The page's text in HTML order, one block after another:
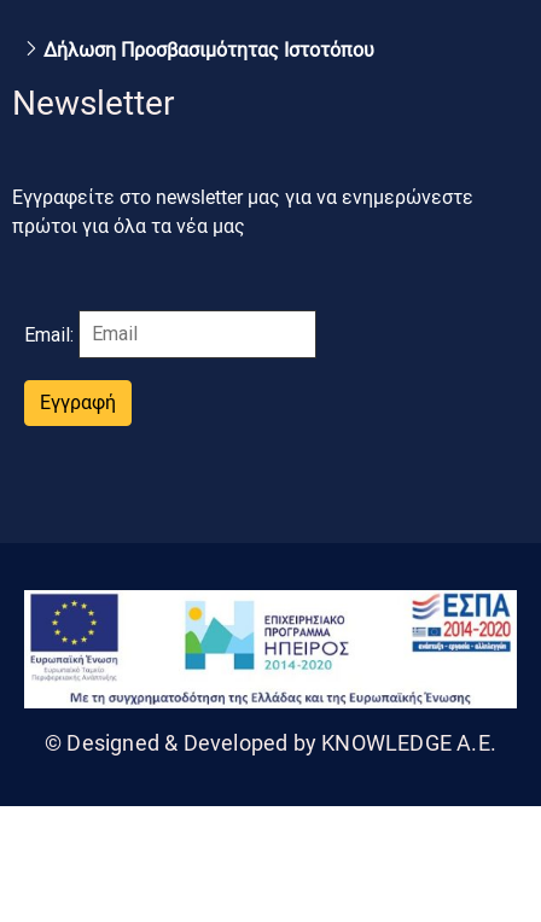
Δήλωση Προσβασιμότητας Ιστοτόπου
Newsletter
Εγγραφείτε στο newsletter μας για να ενημερώνεστε
πρώτοι για όλα τα νέα μας
Email:
Εγγραφή
© Designed & Developed by KNOWLEDGE A.E.